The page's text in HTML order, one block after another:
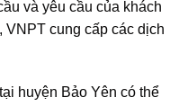
và yêu cầu của khách
VNPT cung cấp các dịch
huyện Bảo Yên có thể